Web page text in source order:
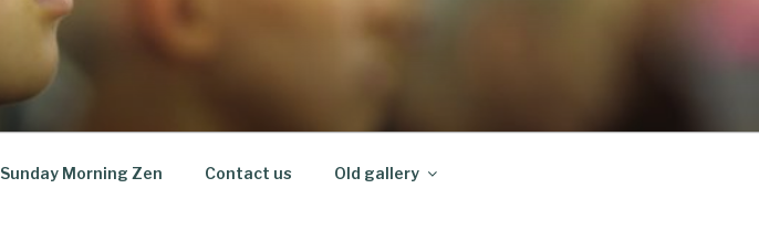
Sunday Morning Zen Contact us Old gallery